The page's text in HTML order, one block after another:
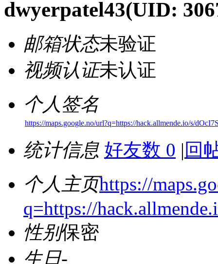
dwyerpatel43(UID:
邮箱状态未验证
视频认证未认证
个人签名
https://maps.google.no/url?q=https://hack.allmende.io/s/
统计信息 好友数 0 | 回
个人主页https://
q=https://
性别保密
生日-